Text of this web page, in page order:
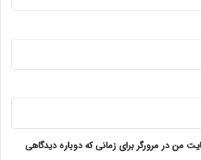
من در مرورگر برای زمانی که دوباره دیدگاهی